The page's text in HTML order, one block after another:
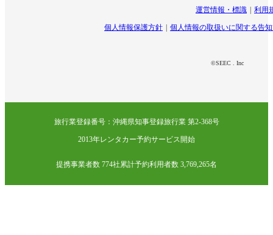
運営情報・標識 利用
個人情報保護方針 個人情報の取扱いに関する告
©SEEC . Inc
旅行業登録番号：沖縄県知事登録旅行業 第2-368号
2013年レンタカー予約サービス開始
提携事業者数 774社累計予約利用者数 3,769,265名